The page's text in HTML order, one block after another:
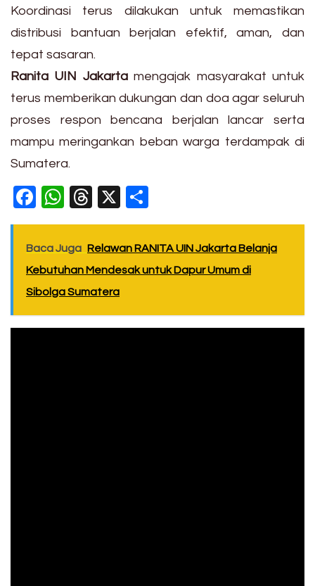
Koordinasi terus dilakukan untuk memastikan
distribusi bantuan berjalan efektif, aman, dan
tepat sasaran.
Ranita UIN Jakartamengajak masyarakat untuk
terus memberikan dukungan dan doa agar seluruh
proses respon bencana berjalan lancar serta
mampu meringankan beban warga terdampak di
Sumatera.
Facebook
WhatsApp
Threads
X
Baca Juga Relawan RANITA UIN Jakarta Belanja
Kebutuhan Mendesak untuk Dapur Umum di
Sibolga Sumatera